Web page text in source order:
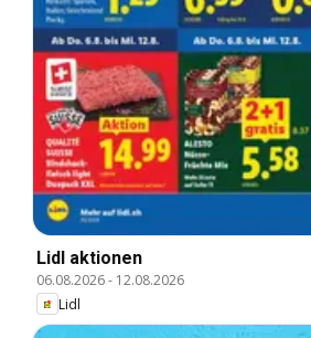
Lidl aktionen
06.08.2026- 12.08.2026
Lidl